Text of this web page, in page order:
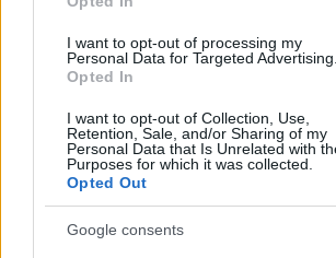
I want to opt-out of processing my
Personal Data for Targeted Advertising.
Opted In
I want to opt-out of Collection, Use,
Retention, Sale, and/or Sharing of my
Personal Data that Is Unrelated with
Purposes for which it was collected.
Opted Out
Google consents
lakótelep legfontosabb utcáját
Pestszentlőrinc egyik első lakótelepén
Új vízáteresztő
épülnek Zuglóban –